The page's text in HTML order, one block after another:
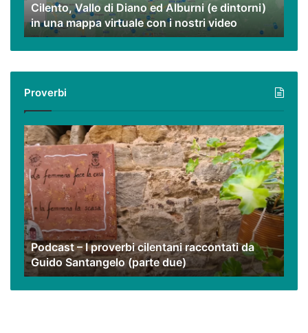
una
mappa
virtuale
nostri
video
Cilento, Vallo di Diano ed Alburni (e dintorni)
in una mappa virtuale con i nostri video
Proverbi
Podcast
–
I
proverbi
cilentani
raccontati
da
Guido
Santangelo
(parte
due)
Podcast – I proverbi cilentani raccontati da
Guido Santangelo (parte due)